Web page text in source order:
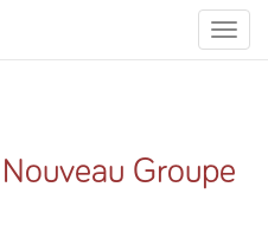
Toggle
Groupe